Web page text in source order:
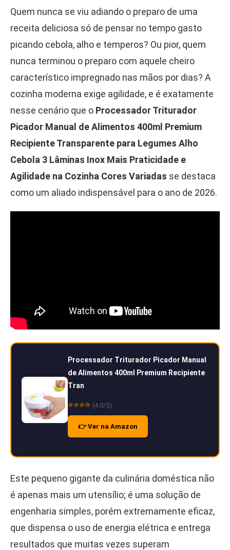
Quem nunca se viu adiando o preparo de uma
receita deliciosa só de pensar no tempo gasto
picando cebola, alho e temperos? Ou pior, quem
nunca terminou o preparo com aquele cheiro
característico impregnado nas mãos por dias? A
cozinha moderna exige agilidade, e é exatamente
nesse cenário que o Processador Triturador
Picador Manual de Alimentos 400ml Premium
Recipiente Transparente para Legumes Alho
Cebola 3 Lâminas Inox Mais Praticidade e
Agilidade na Cozinha Cores Variadas se destaca
como um aliado indispensável para o ano de 2026.
Processador Triturador Picador Manual
de Alimentos 400ml Premium Recipiente
Tran
⭐⭐⭐⭐ (4.0/5)
👉 Ver na Amazon
Este pequeno gigante da culinária doméstica não
é apenas mais um utensílio; é uma solução de
engenharia simples, porém extremamente eficaz,
que dispensa o uso de energia elétrica e entrega
resultados que muitas vezes superam